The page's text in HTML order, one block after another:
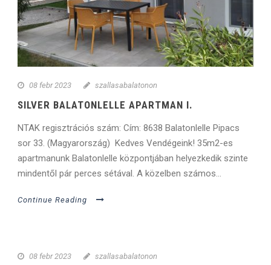
08 febr 2023 szallasabalatonon
SILVER BALATONLELLE APARTMAN I.
NTAK regisztrációs szám: Cím: 8638 Balatonlelle Pipacs
sor 33. (Magyarország) Kedves Vendégeink! 35m2-es
apartmanunk Balatonlelle központjában helyezkedik szinte
mindentől pár perces sétával. A közelben számos...
Continue Reading
08 febr 2023 szallasabalatonon